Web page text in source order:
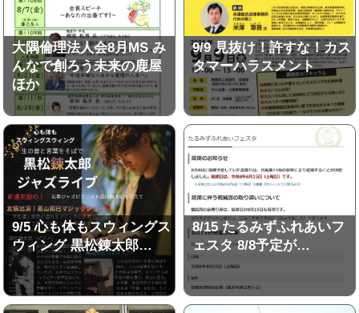
大隅倫理法人会8月MS み
んなで創ろう未来の鹿屋
ほか
9/9 見抜け！許すな！カス
タマーハラスメント
9/5 心も体もスウィングス
ウィング 黒松錬太郎…
8/15 たるみずふれあいフ
ェスタ 8/8予定が…